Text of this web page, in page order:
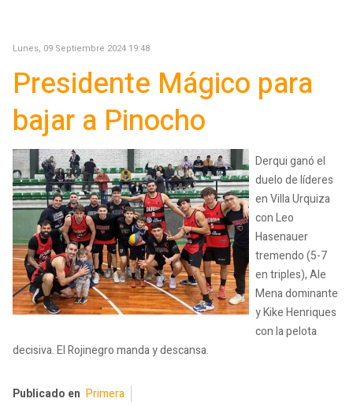
Lunes, 09 Septiembre 2024 19:48
Presidente Mágico para
bajar a Pinocho
Derqui ganó el
duelo de líderes
en Villa Urquiza
con Leo
Hasenauer
tremendo (5-7
en triples), Ale
Mena dominante
y Kike Henriques
con la pelota
decisiva. El Rojinegro manda y descansa.
Publicado en Primera